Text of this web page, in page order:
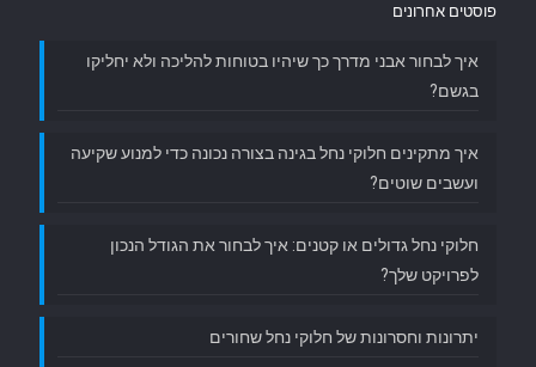
פוסטים אחרונים
איך לבחור אבני מדרך כך שיהיו בטוחות להליכה ולא יחליקו
בגשם?
איך מתקינים חלוקי נחל בגינה בצורה נכונה כדי למנוע שקיעה
ועשבים שוטים?
חלוקי נחל גדולים או קטנים: איך לבחור את הגודל הנכון
לפרויקט שלך?
יתרונות וחסרונות של חלוקי נחל שחורים